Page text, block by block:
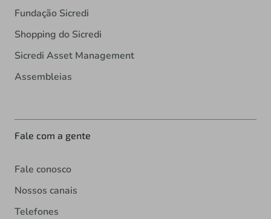
Fundação Sicredi
Shopping do Sicredi
Sicredi Asset Management
Assembleias
Fale com a gente
Fale conosco
Nossos canais
Telefones